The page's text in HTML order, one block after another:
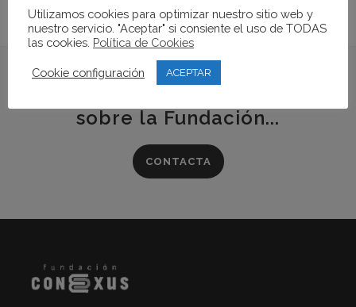
sobre la Fundación...
CONTACTA
Utilizamos cookies para optimizar nuestro sitio web y
nuestro servicio. "Aceptar" si consiente el uso de TODAS
las cookies. Política de Cookies
Cookie configuración ACEPTAR